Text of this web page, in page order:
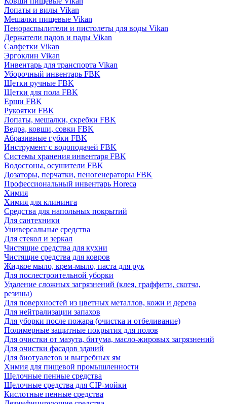
Лопаты и вилы Vikan
Мешалки пищевые Vikan
Пенораспылители и пистолеты для воды Vikan
Держатели падов и пады Vikan
Салфетки Vikan
Эргоклин Vikan
Инвентарь для транспорта Vikan
Уборочный инвентарь FBK
Щетки ручные FBK
Щетки для пола FBK
Ерши FBK
Рукоятки FBK
Лопаты, мешалки, скребки FBK
Ведра, ковши, совки FBK
Абразивные губки FBK
Инструмент с водоподачей FBK
Системы хранения инвентаря FBK
Водосгоны, осушители FBK
Дозаторы, перчатки, пеногенераторы FBK
Профессиональный инвентарь Horeca
Химия
Химия для клининга
Средства для напольных покрытий
Для сантехники
Универсальные средства
Для стекол и зеркал
Чистящие средства для кухни
Чистящие средства для ковров
Жидкое мыло, крем-мыло, паста для рук
Для послестроительной уборки
Удаление сложных загрязнений (клея, граффити, скотча,
резины)
Для поверхностей из цветных металлов, кожи и дерева
Для нейтрализации запахов
Для уборки после пожара (очистка и отбеливание)
Полимерные защитные покрытия для полов
Для очистки от мазута, битума, масло-жировых загрязнений
Для очистки фасадов зданий
Для биотуалетов и выгребных ям
Химия для пищевой промышленности
Щелочные пенные средства
Щелочные средства для CIP-мойки
Кислотные пенные средства